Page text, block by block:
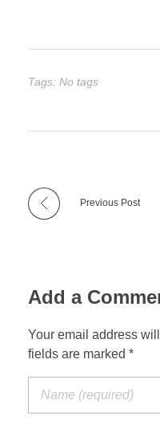
Tags: No tags
Previous Post
Add a
Your email address
fields are marked *